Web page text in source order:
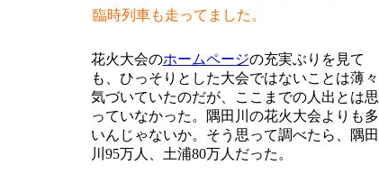
臨時列車も走ってました。
花火大会のホームページの充実ぶりを見て
も、ひっそりとした大会ではないことは薄々
気づいていたのだが、ここまでの人出とは思
っていなかった。隅田川の花火大会よりも多
いんじゃないか。そう思って調べたら、隅田
川95万人、土浦80万人だった。